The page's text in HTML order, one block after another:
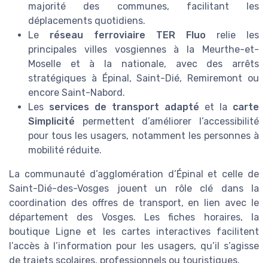
majorité des communes, facilitant les
déplacements quotidiens.
Le réseau ferroviaire TER Fluo relie les
principales villes vosgiennes à la Meurthe-et-
Moselle et à la nationale, avec des arrêts
stratégiques à Épinal, Saint-Dié, Remiremont ou
encore Saint-Nabord.
Les services de transport adapté et la carte
Simplicité permettent d’améliorer l’accessibilité
pour tous les usagers, notamment les personnes à
mobilité réduite.
La communauté d’agglomération d’Épinal et celle de
Saint-Dié-des-Vosges jouent un rôle clé dans la
coordination des offres de transport, en lien avec le
département des Vosges. Les fiches horaires, la
boutique Ligne et les cartes interactives facilitent
l’accès à l’information pour les usagers, qu’il s’agisse
de trajets scolaires, professionnels ou touristiques.